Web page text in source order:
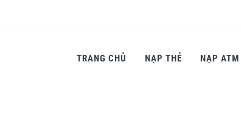
TRANG CHỦ NẠP THẺ NẠP